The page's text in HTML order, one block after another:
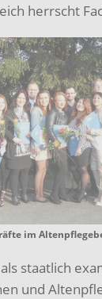
herrscht
im
staatlich
und